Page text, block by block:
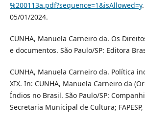
%200113a.pdf?sequence=1&isAllowed=y
05/01/2024.
CUNHA, Manuela Carneiro da. Os
e documentos. São Paulo/SP: Editora
CUNHA, Manuela Carneiro da. Política
XIX. In: CUNHA, Manuela Carneiro da
Índios no Brasil. São Paulo/SP:
Secretaria Municipal de Cultura; FAPESP,